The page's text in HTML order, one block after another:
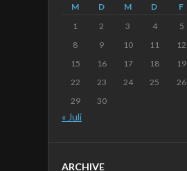
M D M D F
1
2 3 4 5
8
9 10 11 12
15
16 17 18 19
22
23 24 25 26
29
30
« Juli
ARCHIVE